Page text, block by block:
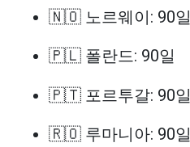
🇳🇴 노르웨이: 90일
🇵🇱 폴란드: 90일
🇵🇹 포르투갈: 90일
🇷🇴 루마니아: 90일